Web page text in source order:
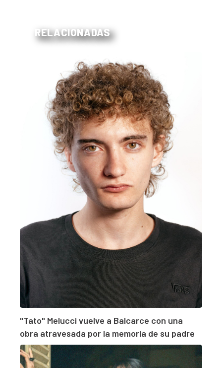
RELACIONADAS
"Tato" Melucci vuelve a Balcarce con una
obra atravesada por la memoria de su padre